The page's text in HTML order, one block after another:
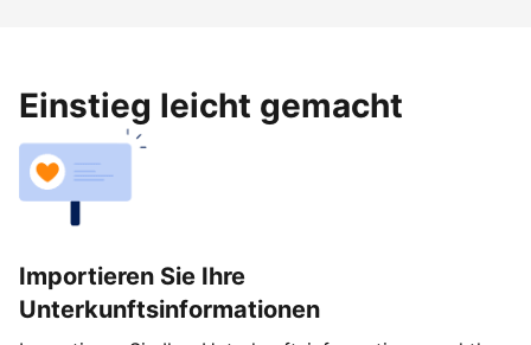
Einstieg leicht gemacht
Importieren Sie Ihre
Unterkunftsinformationen